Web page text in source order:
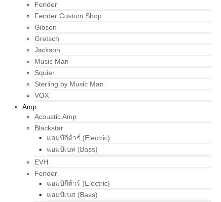
Fender
Fender Custom Shop
Gibson
Gretsch
Jackson
Music Man
Squier
Sterling by Music Man
VOX
Amp
Acoustic Amp
Blackstar
แอมป์กีต้าร์ (Electric)
แอมป์เบส (Bass)
EVH
Fender
แอมป์กีต้าร์ (Electric)
แอมป์เบส (Bass)